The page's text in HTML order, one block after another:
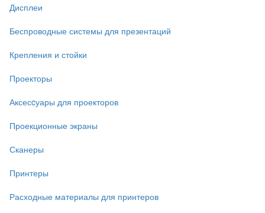
Дисплеи
Беспроводные системы для презентаций
Крепления и стойки
Проекторы
Аксесcуары для проекторов
Проекционные экраны
Сканеры
Принтеры
Расходные материалы для принтеров